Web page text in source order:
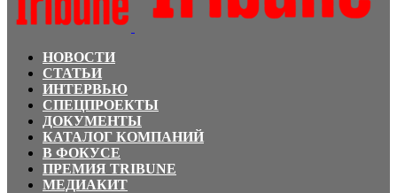
НОВОСТИ
СТАТЬИ
ИНТЕРВЬЮ
СПЕЦПРОЕКТЫ
ДОКУМЕНТЫ
КАТАЛОГ КОМПАНИЙ
В ФОКУСЕ
ПРЕМИЯ TRIBUNE
МЕДИАКИТ